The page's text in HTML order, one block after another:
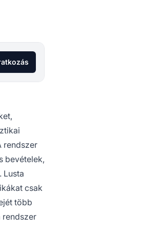
rendszer
bevételek,
Lusta
csak
több
rendszer